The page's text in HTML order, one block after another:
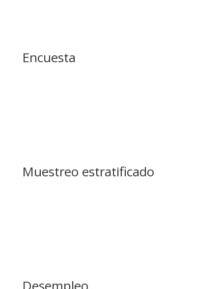
Encuesta
Muestreo estratificado